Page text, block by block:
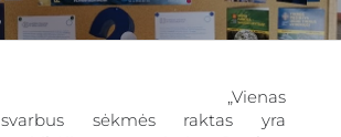
suaugusiųjų
„Vienas
svarbus sėkmės raktas yra